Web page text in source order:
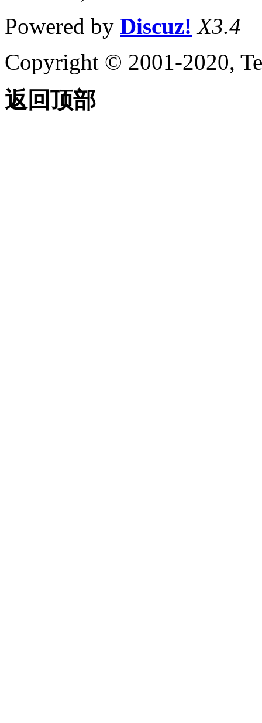
Powered by Discuz! X3.4
Copyright © 2001-2020,
返回顶部